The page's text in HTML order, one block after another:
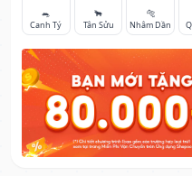
🐀
Canh Tý
🐂
Tân Sửu
🐅
Nhâm Dần